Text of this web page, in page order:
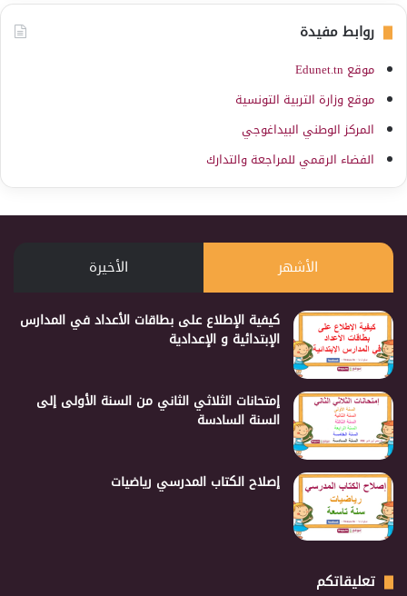
روابط مفيدة
موقع Edunet.tn
موقع وزارة التربية التونسية
المركز الوطني البيداغوجي
الفضاء الرقمي للمراجعة والتدارك
الأشهر الأخيرة
كيفية الإطلاع على بطاقات الأعداد في المدارس
الإبتدائية و الإعدادية
إمتحانات الثلاثي الثاني من السنة الأولى إلى
السنة السادسة
إصلاح الكتاب المدرسي رياضيات
تعليقاتكم